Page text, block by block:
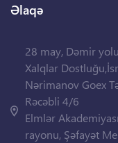
Əlaqə
28 may, Dəmir
Xalqlar
Nərimanov Goex
Rəcəbli 4/6
Elmlər
rayonu, Şəfayət